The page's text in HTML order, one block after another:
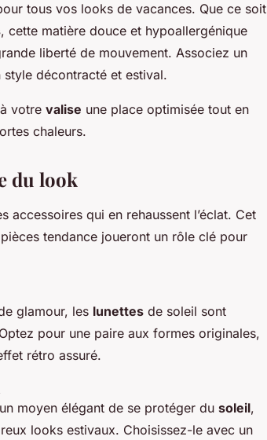
tous vos looks de vacances. Que ce soit
, cette matière douce et hypoallergénique
liberté de mouvement. Associez un
style décontracté et estival.
votre valise une place optimisée tout en
chaleurs.
du look
accessoires qui en rehaussent l’éclat. Cet
tendance joueront un rôle clé pour
glamour, les lunettes de soleil sont
pour une paire aux formes originales,
rétro assuré.
moyen élégant de se protéger du soleil,
looks estivaux. Choisissez-le avec un